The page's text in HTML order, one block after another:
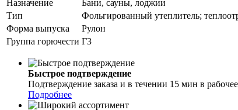
Назначение
Бани, сауны, лоджии
Тип
Фольгированный утеплитель;
Форма выпуска
Рулон
Группа горючести Г3
Быстрое подтверждение
Подтверждение заказа и в течении 15 мин в
Подробнее